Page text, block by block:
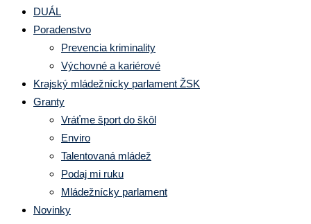
DUÁL
Poradenstvo
Prevencia kriminality
Výchovné a kariérové
Krajský mládežnícky parlament ŽSK
Granty
Vráťme šport do škôl
Enviro
Talentovaná mládež
Podaj mi ruku
Mládežnícky parlament
Novinky